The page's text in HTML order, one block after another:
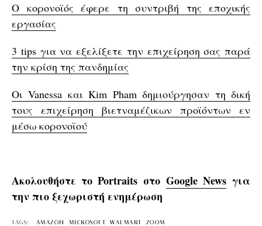
Ο κορονοϊός έφερε τη συντριβή της εποχικής
εργασίας
3 tips για να εξελίξετε την επιχείρηση σας παρά
την κρίση της πανδημίας
Οι Vanessa και Kim Pham δημιούργησαν τη δική
τους επιχείρηση βιετναμέζικων προϊόντων εν
μέσω κορονοϊού
Ακολουθήστε το Portraits στο Google Newsγια
την πιο ξεχωριστή ενημέρωση
TAGS: AMAZON MICROSOFT WALMART
ZOOM